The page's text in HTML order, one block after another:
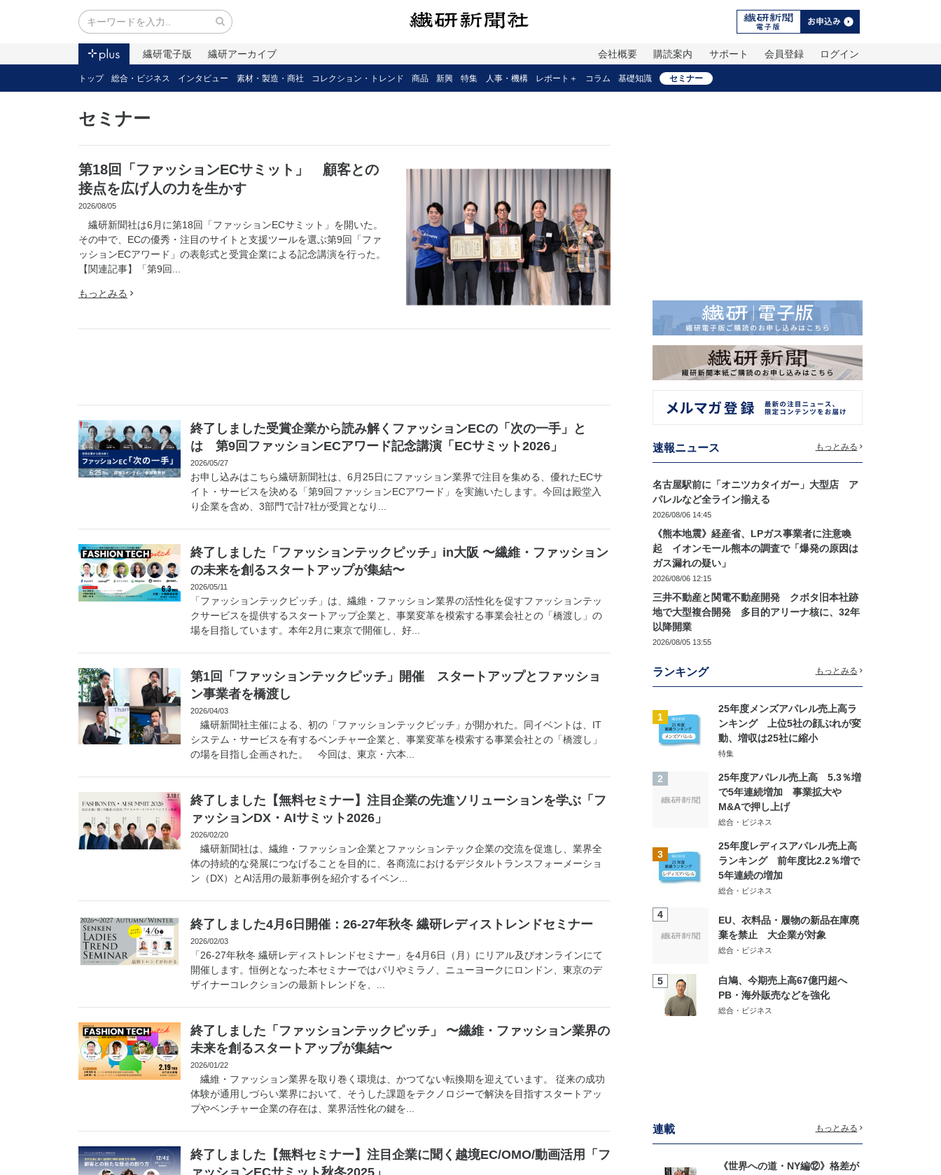
繊研電子版 繊研アーカイブ ログイン
会員登録
サポート
購読案内
会社概要
トップ 総合・ビジネス インタビュー 素材・製造・商社 コレクション・トレンド 商品 新興 特集 人事・機構 レポート＋ コラム 基礎知識 セミナー
セミナー
第18回「ファッションECサミット」 顧客との
接点を広げ人の力を生かす
2026/08/05
繊研新聞社は6月に第18回「ファッションECサミット」を開いた。
その中で、ECの優秀・注目のサイトと支援ツールを選ぶ第9回「ファ
ッションECアワード」の表彰式と受賞企業による記念講演を行った。
【関連記事】「第9回...
もっとみる
終了しました受賞企業から読み解くファッションECの「次の一手」と
は 第9回ファッションECアワード記念講演「ECサミット2026」
2026/05/27
お申し込みはこちら繊研新聞社は、6月25日にファッション業界で注目を集める、優れたECサ
イト・サービスを決める「第9回ファッションECアワード」を実施いたします。今回は殿堂入
り企業を含め、3部門で計7社が受賞となり...
終了しました「ファッションテックピッチ」in大阪 〜繊維・ファッション
の未来を創るスタートアップが集結〜
2026/05/11
「ファッションテックピッチ」は、繊維・ファッション業界の活性化を促すファッションテッ
クサービスを提供するスタートアップ企業と、事業変革を模索する事業会社との「橋渡し」の
場を目指しています。本年2月に東京で開催し、好...
第1回「ファッションテックピッチ」開催 スタートアップとファッショ
ン事業者を橋渡し
2026/04/03
繊研新聞社主催による、初の「ファッションテックピッチ」が開かれた。同イベントは、IT
システム・サービスを有するベンチャー企業と、事業変革を模索する事業会社との「橋渡し」
の場を目指し企画された。 今回は、東京・六本...
終了しました【無料セミナー】注目企業の先進ソリューションを学ぶ「フ
ァッションDX・AIサミット2026」
2026/02/20
繊研新聞社は、繊維・ファッション企業とファッションテック企業の交流を促進し、業界全
体の持続的な発展につなげることを目的に、各商流におけるデジタルトランスフォーメーショ
ン（DX）とAI活用の最新事例を紹介するイベン...
終了しました4月6日開催：26-27年秋冬 繊研レディストレンドセミナー
2026/02/03
「26-27年秋冬 繊研レディストレンドセミナー」を4月6日（月）にリアル及びオンラインにて
開催します。恒例となった本セミナーではパリやミラノ、ニューヨークにロンドン、東京のデ
ザイナーコレクションの最新トレンドを、...
終了しました「ファッションテックピッチ」 〜繊維・ファッション業界の
未来を創るスタートアップが集結〜
2026/01/22
繊維・ファッション業界を取り巻く環境は、かつてない転換期を迎えています。 従来の成功
体験が通用しづらい業界において、そうした課題をテクノロジーで解決を目指すスタートアッ
プやベンチャー企業の存在は、業界活性化の鍵を...
終了しました【無料セミナー】注目企業に聞く越境EC/OMO/動画活用「フ
ァッションECサミット秋冬2025」
速報ニュース もっとみる
名古屋駅前に「オニツカタイガー」大型店 ア
パレルなど全ライン揃える
2026/08/06 14:45
《熊本地震》経産省、LPガス事業者に注意喚
起 イオンモール熊本の調査で「爆発の原因は
ガス漏れの疑い」
2026/08/06 12:15
三井不動産と関電不動産開発 クボタ旧本社跡
地で大型複合開発 多目的アリーナ核に、32年
以降開業
2026/08/05 13:55
ランキング もっとみる
1
25年度メンズアパレル売上高ラ
ンキング 上位5社の顔ぶれが変
動、増収は25社に縮小
特集
2
25年度アパレル売上高 5.3％増
で5年連続増加 事業拡大や
M&Aで押し上げ
総合・ビジネス
3
25年度レディスアパレル売上高
ランキング 前年度比2.2％増で
5年連続の増加
総合・ビジネス
4
EU、衣料品・履物の新品在庫廃
棄を禁止 大企業が対象
総合・ビジネス
5
白鳩、今期売上高67億円超へ
PB・海外販売などを強化
総合・ビジネス
連載 もっとみる
《世界への道・NY編⑫》格差が